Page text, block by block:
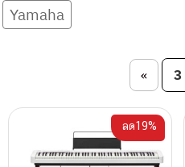
Yamaha
Post navigation
« 3
ลด19%